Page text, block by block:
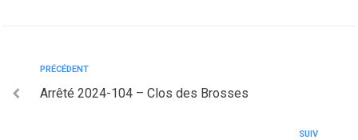
PRÉCÉDENT
Arrêté 2024-104 – Clos des Brosses
SUIV